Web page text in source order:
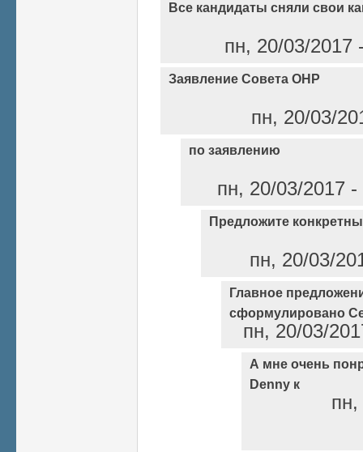
Все кандидаты сняли свои
пн, 20/03/
Заявление Совета ОНР
пн, 20/03/
по заявлению
пн, 20/03/2017
Предложите
пн, 20/03/
Главное
сформулировано
пн, 20/03/
А мне очень
Denny к